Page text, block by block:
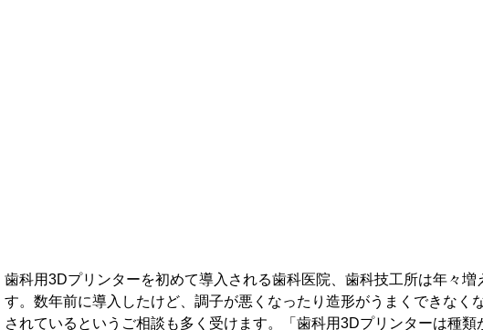
歯科用3Dプリンターを初めて導入される歯科医院、歯科技工所は年々増
す。数年前に導入したけど、調子が悪くなったり造形がうまくできなく
されているというご相談も多く受けます。「歯科用3Dプリンターは種